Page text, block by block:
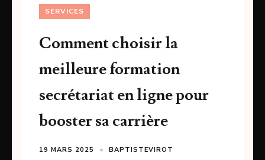
SERVICES
Comment choisir la
meilleure formation
secrétariat en ligne pour
booster sa carrière
19 MARS 2025 BAPTISTEVIROT